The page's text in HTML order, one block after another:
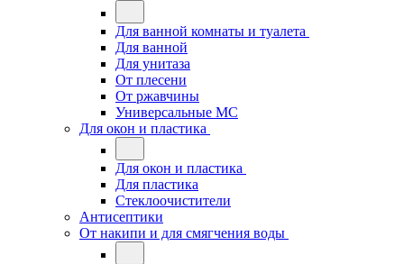
Для ванной комнаты и туалета
Для ванной
Для унитаза
От плесени
От ржавчины
Универсальные МС
Для окон и пластика
Для окон и пластика
Для пластика
Стеклоочистители
Антисептики
От накипи и для смягчения воды